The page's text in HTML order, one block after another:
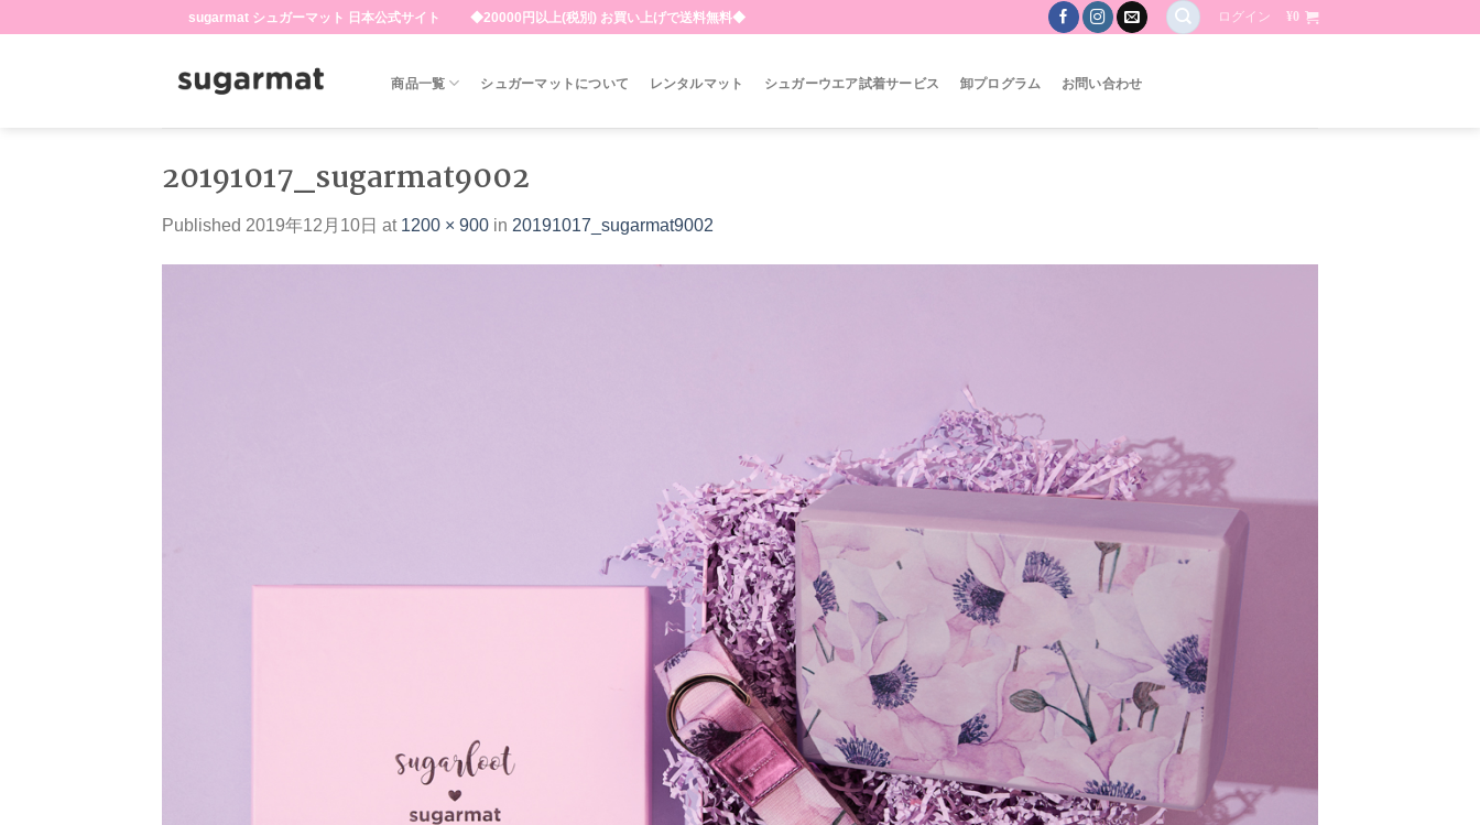
to
sugarmat シュガーマット 日本公式サイト ◆20000円以上(税別) お買い上げで送料無料◆ ログイン ¥0
商品一覧 シュガーマットについて レンタルマット シュガーウエア試着サービス 卸プログラム お問い合わせ
20191017_sugarmat9002
Published 2019年12月10日 at 1200 × 900 in 20191017_sugarmat9002